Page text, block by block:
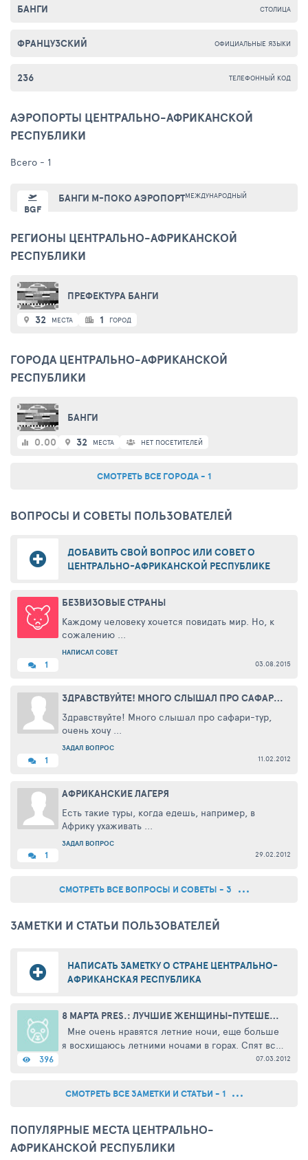
СТОЛИЦА
БАНГИ
ОФИЦИАЛЬНЫЕ ЯЗЫКИ
ФРАНЦУЗСКИЙ
ТЕЛЕФОННЫЙ КОД
236
АЭРОПОРТЫ ЦЕНТРАЛЬНО-АФРИКАНСКОЙ
РЕСПУБЛИКИ
Всего - 1
BGF
БАНГИ М-ПОКО АЭРОПОРТМЕЖДУНАРОДНЫЙ
РЕГИОНЫ ЦЕНТРАЛЬНО-АФРИКАНСКОЙ
РЕСПУБЛИКИ
ПРЕФЕКТУРА БАНГИ
32
МЕСТА 1 ГОРОД
ГОРОДА ЦЕНТРАЛЬНО-АФРИКАНСКОЙ
РЕСПУБЛИКИ
БАНГИ
32
МЕСТА НЕТ ПОСЕТИТЕЛЕЙ
0.00
СМОТРЕТЬ ВСЕ ГОРОДА - 1
ВОПРОСЫ И СОВЕТЫ ПОЛЬЗОВАТЕЛЕЙ
ДОБАВИТЬ СВОЙ ВОПРОС ИЛИ СОВЕТ О
ЦЕНТРАЛЬНО-АФРИКАНСКОЙ РЕСПУБЛИКЕ
03.08.2015
БЕЗВИЗОВЫЕ СТРАНЫ
Каждому человеку хочется повидать мир. Но, к
сожалению ...
НАПИСАЛ СОВЕТ
1
11.02.2012
ЗДРАВСТВУЙТЕ! МНОГО СЛЫШАЛ ПРО САФАРИ-ТУР, ОЧЕНЬ ХОЧУ СЪЕЗДИТЬ. СКАЖИТЕ, СКОЛЬКО СТОЯТ ТАКИЕ ТУРЫ, ЧТО В НИХ ВХОДИТ, НАСКОЛЬКО ОНИ БЕЗОПАСНЫ??
Здравствуйте! Много слышал про сафари-тур,
очень хочу ...
ЗАДАЛ ВОПРОС
1
29.02.2012
АФРИКАНСКИЕ ЛАГЕРЯ
Есть такие туры, когда едешь, например, в
Африку ухаживать ...
ЗАДАЛ ВОПРОС
1
СМОТРЕТЬ ВСЕ ВОПРОСЫ И СОВЕТЫ - 3
ЗАМЕТКИ И СТАТЬИ ПОЛЬЗОВАТЕЛЕЙ
НАПИСАТЬ ЗАМЕТКУ О СТРАНЕ ЦЕНТРАЛЬНО-
АФРИКАНСКАЯ РЕСПУБЛИКА
07.03.2012
8 МАРТА PRES.: ЛУЧШИЕ ЖЕНЩИНЫ-ПУТЕШЕСТВЕННИЦЫ
Мне очень нравятся летние ночи, еще больше
я восхищаюсь летними ночами в горах. Спят все
стрекочащие, мычащие, гавкающие, блеющие и
396
СМОТРЕТЬ ВСЕ ЗАМЕТКИ И СТАТЬИ - 1
ПОПУЛЯРНЫЕ МЕСТА ЦЕНТРАЛЬНО-
АФРИКАНСКОЙ РЕСПУБЛИКИ